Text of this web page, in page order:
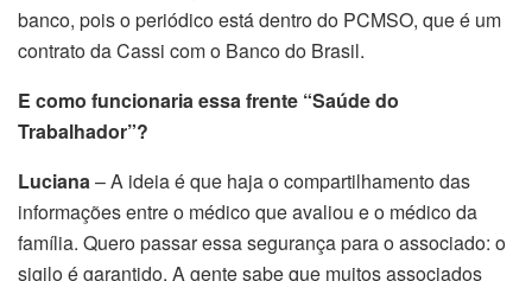
banco, pois o periódico está dentro do PCMSO, que é um
contrato da Cassi com o Banco do Brasil.
E como funcionaria essa frente “Saúde do
Trabalhador”?
Luciana– A ideia é que haja o compartilhamento das
informações entre o médico que avaliou e o médico da
família. Quero passar essa segurança para o associado: o
sigilo é garantido. A gente sabe que muitos associados